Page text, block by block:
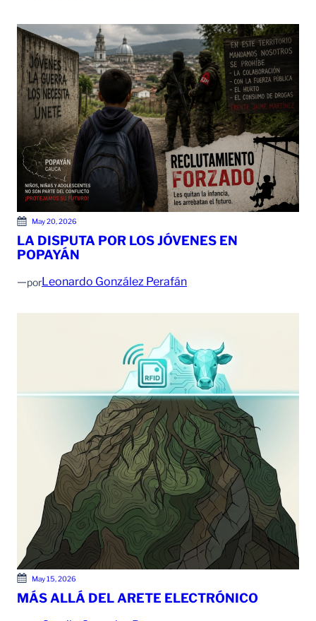
May 20, 2026
LA DISPUTA POR LOS JÓVENES EN
POPAYÁN
—porLeonardo González Perafán
May 15, 2026
MÁS ALLÁ DEL ARETE ELECTRÓNICO